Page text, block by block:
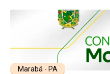
Marabá - PA